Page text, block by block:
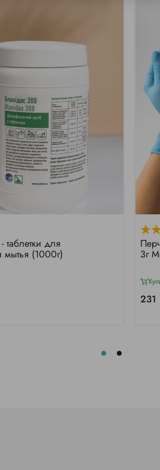
для
(1000г) 3г
231